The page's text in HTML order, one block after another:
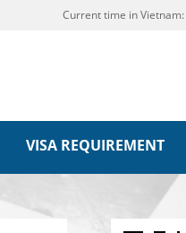
Current time in Vietnam:
VISA REQUIREMENT